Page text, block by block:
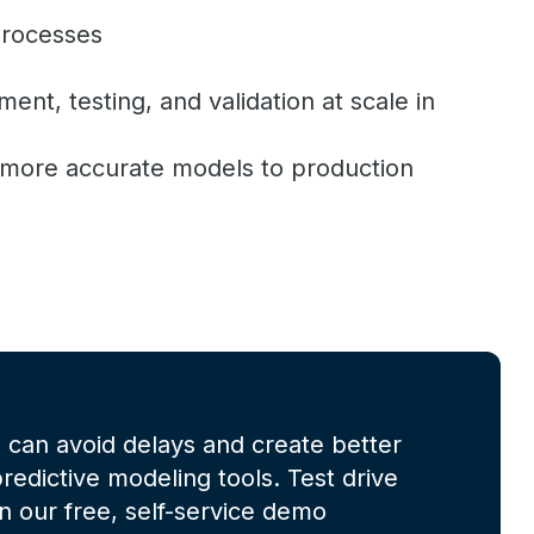
testing, and validation at scale in
accurate models to production
avoid delays and create better
modeling tools. Test drive
our free, self-service demo